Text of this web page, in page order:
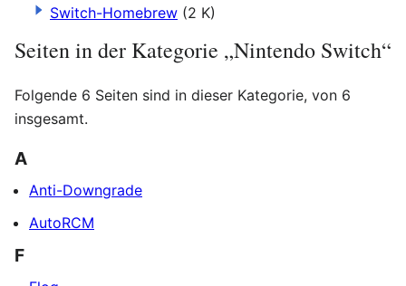
Switch-Homebrew (2 K)
Seiten in der Kategorie „Nintendo Switch“
Folgende 6 Seiten sind in dieser Kategorie, von 6
insgesamt.
A
Anti-Downgrade
AutoRCM
F